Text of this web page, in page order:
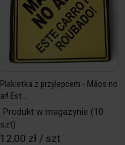
Plakietka z przylepcem - Mãos no
ar! Est...
Produkt w magazynie (10
szt)
12,00 zł / szt